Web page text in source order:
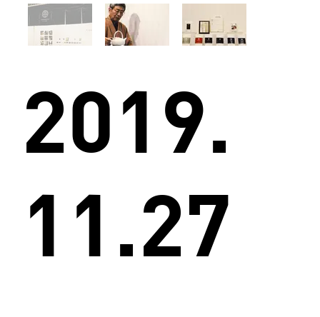
2019.
11.27